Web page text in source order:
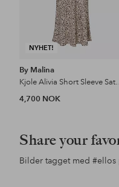
NYHET!
By Malina
Kjole Alivia
4,700 NOK
Share your
Bilder tagget med #ellos